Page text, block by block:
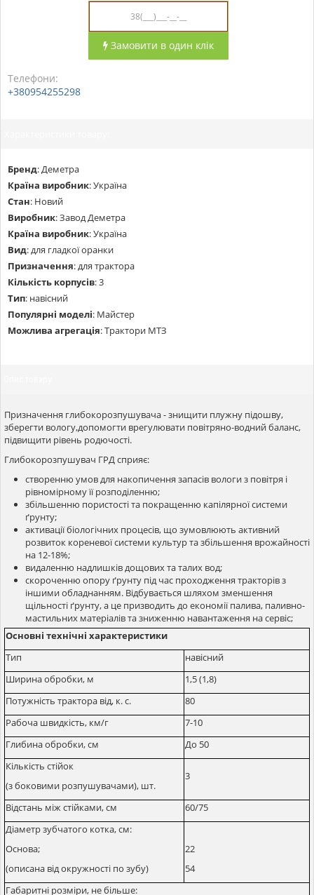
Замовити в один клік
Телефони:
+380954255298
Бренд: Деметра
Країна виробник:Україна
Стан: Новий
Виробник:Завод Деметра
Країна виробник:Україна
Вид: для гладкої оранки
Призначення: для трактора
Кількість корпусів:3
Тип: навісний
Популярні моделі: Майстер
Можлива агрегація:Трактори МТЗ
Призначення глибокорозпушувача - знищити плужну підошву,
зберегти вологу,допомогти врегулювати повітряно-водний баланс,
підвищити рівень родючості.
Глибокорозпушувач ГРД сприяє:
створенню умов для накопичення запасів вологи з повітря і
рівномірному її розподіленню;
збільшенню пористості та покращенню капілярної системи
ґрунту;
активації біологічних процесів, що зумовлюють активний
розвиток кореневої системи культур та збільшення врожайності
на 12-18%;
видаленню надлишків дощових та талих вод;
скороченню опору ґрунту під час проходження тракторів з
іншими обладнанням. Відбувається шляхом зменшення
щільності ґрунту, а це призводить до економії палива, паливно-
мастильних матеріалів та зниженню навантаження на сервіс;
Основні технічні характеристики
Тип
навісний
Ширина обробки, м
1,5 (1,8)
Потужність трактора від, к. с.
80
Рабоча швидкість, км/г
7-10
Глибина обробки, см
До 50
Кількість стійок
(з боковими розпушувачами), шт.
3
Відстань між стійками, см
60/75
Діаметр зубчатого котка, см:
Основа;
(описана від окружності по зубу)
22
54
Габаритні розміри, не більше: